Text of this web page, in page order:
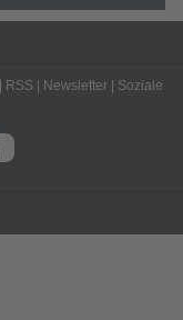
RSS Newsletter
Soziale